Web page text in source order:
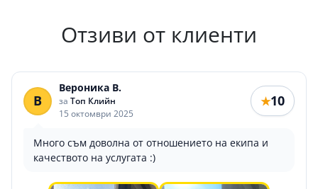
Отзиви от клиенти
В
Вероника В.
за Топ Клийн
15 октомври 2025
★10
Много съм доволна от отношението на екипа и
качеството на услугата :)